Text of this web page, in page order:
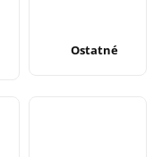
Ostatné